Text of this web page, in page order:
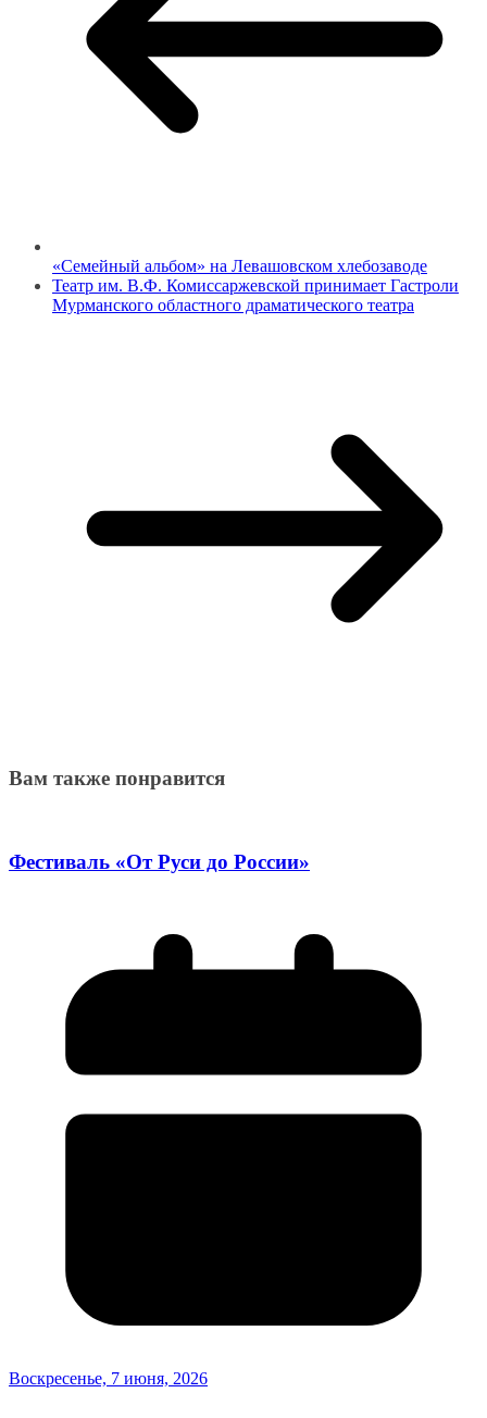
«Семейный альбом» на Левашовском хлебозаводе
Театр им. В.Ф. Комиссаржевской принимает Гастроли
Мурманского областного драматического театра
Вам также понравится
Фестиваль «От Руси до России»
Воскресенье, 7 июня, 2026